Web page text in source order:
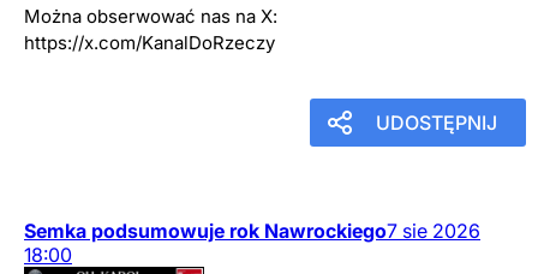
Można obserwować nas na X:
https://x.com/KanalDoRzeczy
UDOSTĘPNIJ
Semka podsumowuje rok Nawrockiego7 sie 2026
18:00